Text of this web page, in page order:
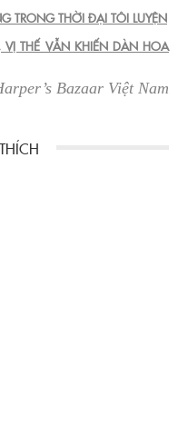
TRONG THỜI ĐẠI TÔI LUYỆN
THẾ VẪN KHIẾN DÀN HOA
Bazaar Việt Nam